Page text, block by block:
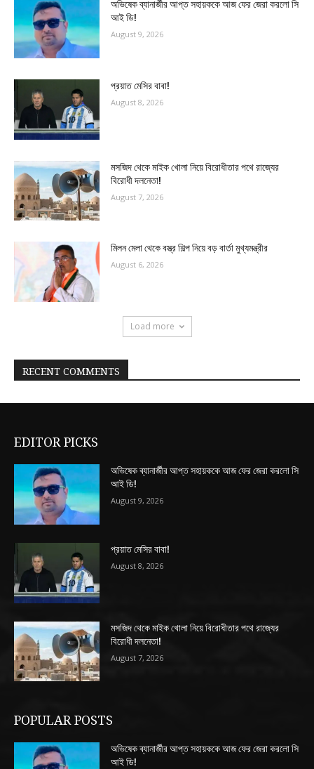
অভিষেক ব্যানার্জীর আপ্ত সহায়ককে আজ ফের জেরা করলো সি
আই ডি!
August 9, 2026
প্রয়াত মেসির বাবা!
August 8, 2026
মসজিদ থেকে মাইক খোলা নিয়ে বিরোধীতার পথে রাজ্যের
বিরোধী দলনেতা!
August 7, 2026
মিলন মেলা থেকে বস্ত্র শিল্প নিয়ে বড় বার্তা মুখ্যমন্ত্রীর
August 6, 2026
Load more
RECENT COMMENTS
EDITOR PICKS
অভিষেক ব্যানার্জীর আপ্ত সহায়ককে আজ ফের জেরা করলো সি
আই ডি!
August 9, 2026
প্রয়াত মেসির বাবা!
August 8, 2026
মসজিদ থেকে মাইক খোলা নিয়ে বিরোধীতার পথে রাজ্যের
বিরোধী দলনেতা!
August 7, 2026
POPULAR POSTS
অভিষেক ব্যানার্জীর আপ্ত সহায়ককে আজ ফের জেরা করলো সি
আই ডি!